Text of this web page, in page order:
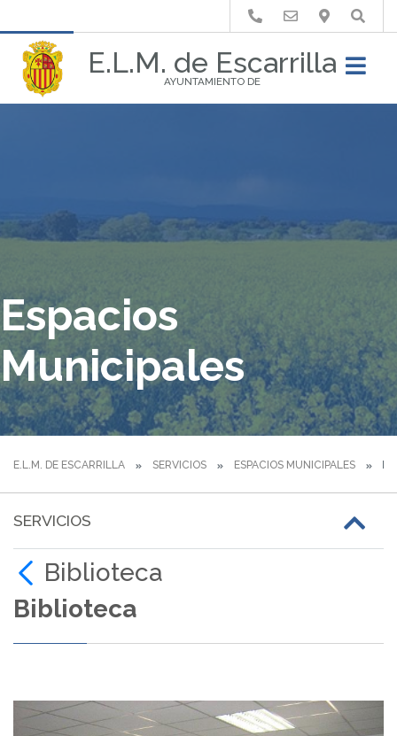
E.L.M. de Escarrilla
AYUNTAMIENTO DE
Buscar
Espacios
Municipales
E.L.M. DE ESCARRILLA SERVICIOS ESPACIOS MUNICIPALES
SERVICIOS
Biblioteca
Biblioteca